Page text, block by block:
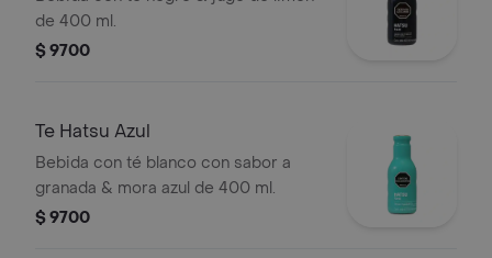
de 400 ml.
$ 9700
Te Hatsu Azul
Bebida con té blanco con sabor a
granada & mora azul de 400 ml.
$ 9700